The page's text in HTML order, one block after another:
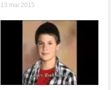
13 mai 2015